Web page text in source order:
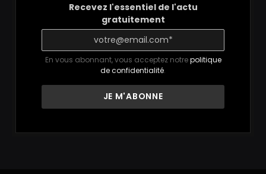
Recevez l'essentiel de l'actu
gratuitement
En vous abonnant, vous acceptez notrepolitique
de confidentialité.